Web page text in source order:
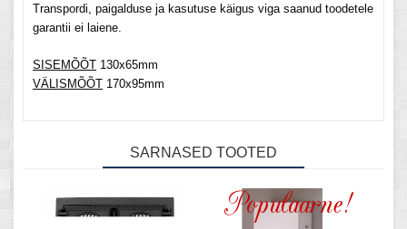
Transpordi, paigalduse ja kasutuse käigus viga saanud toodetele
garantii ei laiene.
SISEMÕÕT 130x65mm
VÄLISMÕÕT 170x95mm
SARNASED TOOTED